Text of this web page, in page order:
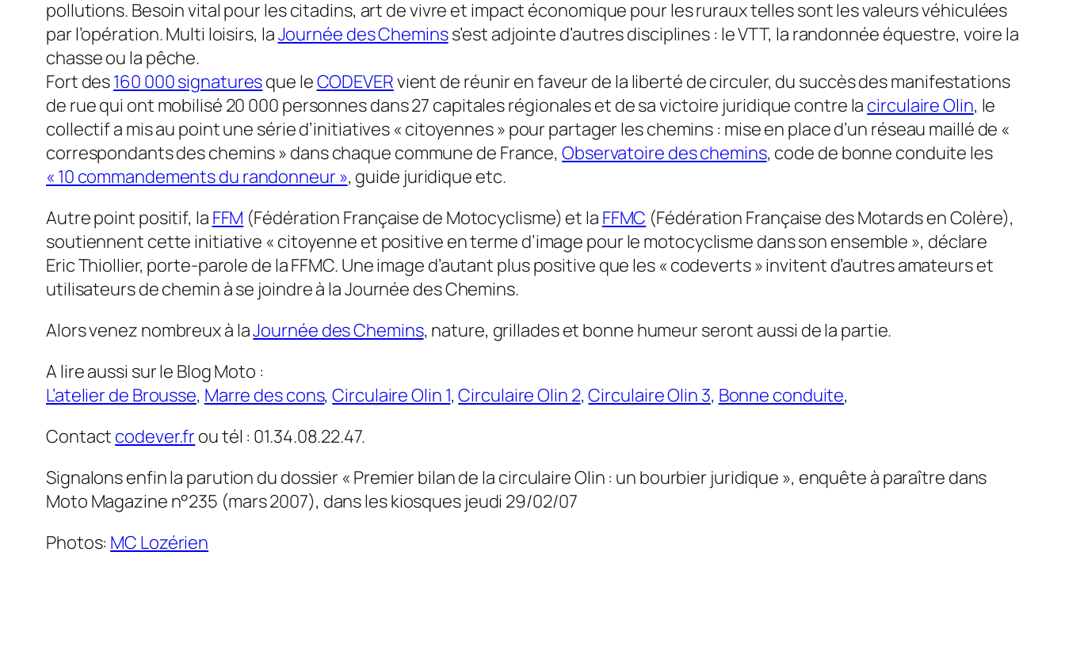
pollutions. Besoin vital pour les citadins, art de vivre et impact économique pour les ruraux telles sont les valeurs véhiculées
par l’opération. Multi loisirs, laJournée des Cheminss’est adjointe d’autres disciplines : le VTT, la randonnée équestre, voire la
chasse ou la pêche.
Fort des160 000 signaturesque leCODEVERvient de réunir en faveur de la liberté de circuler, du succès des manifestations
de rue qui ont mobilisé 20 000 personnes dans 27 capitales régionales et de sa victoire juridique contre la circulaire Olin, le
collectif a mis au point une série d’initiatives « citoyennes » pour partager les chemins : mise en place d’un réseau maillé de «
correspondants des chemins » dans chaque commune de France,Observatoire des chemins, code de bonne conduite les
« 10 commandements du randonneur », guide juridique etc.
Autre point positif, la FFM (Fédération Française de Motocyclisme) et la FFMC (Fédération Française des Motards en Colère),
soutiennent cette initiative « citoyenne et positive en terme d’image pour le motocyclisme dans son ensemble », déclare
Eric Thiollier, porte-parole de la FFMC. Une image d’autant plus positive que les « codeverts » invitent d’autres amateurs et
utilisateurs de chemin à se joindre à la Journée des Chemins.
Alors venez nombreux à laJournée des Chemins, nature, grillades et bonne humeur seront aussi de la partie.
A lire aussi sur le Blog Moto :
L’atelier de Brousse, Marre des cons,Circulaire Olin 1,Circulaire Olin 2,Circulaire Olin 3, Bonne conduite,
Contact codever.frou tél : 01.34.08.22.47.
Signalons enfin la parution du dossier « Premier bilan de la circulaire Olin : un bourbier juridique », enquête à paraître dans
Moto Magazine n°235 (mars 2007), dans les kiosques jeudi 29/02/07
Photos: MC Lozérien